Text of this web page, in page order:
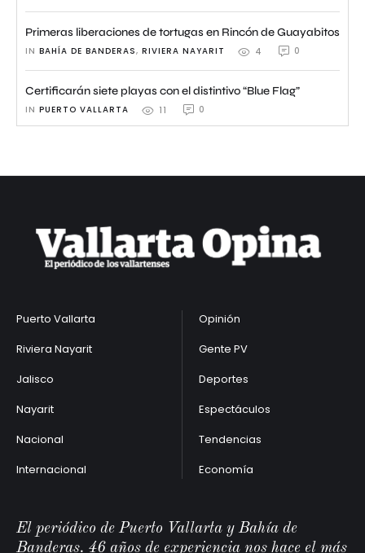
Primeras liberaciones de tortugas en Rincón de Guayabitos
IN BAHÍA DE BANDERAS, RIVIERA NAYARIT 4 0
Certificarán siete playas con el distintivo “Blue Flag”
IN PUERTO VALLARTA 11 0
Puerto Vallarta
Riviera Nayarit
Jalisco
Nayarit
Nacional
Internacional
Opinión
Gente PV
Deportes
Espectáculos
Tendencias
Economía
El periódico de Puerto Vallarta y Bahía de
Banderas. 46 años de experiencia nos hace el más